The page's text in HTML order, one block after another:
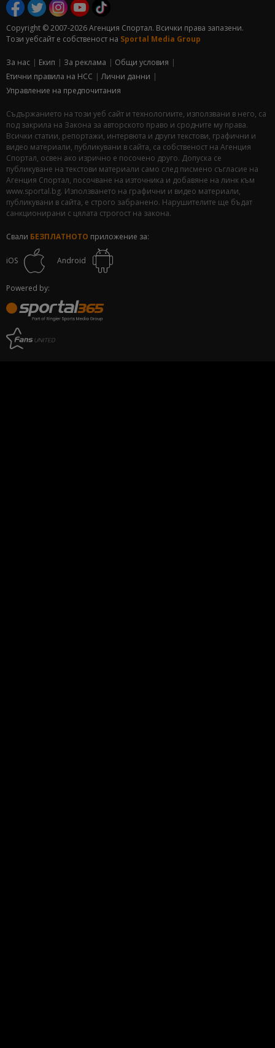
Copyright © 2007-2026 Агенция Спортал. Всички права запазени.
Този уебсайт е собственост на Sportal Media Group
За нас Екип За рекламa
Общи условия
Етични правила на НСС
Лични данни
Управление на предпочитания
Съдържанието на този уеб сайт и технологиите, използвани в него, са
под закрила на Закона за авторското право и сродните му права.
Всички статии, репортажи, интервюта и други текстови, графични и
видео материали, публикувани в сайта, са собственост на Агенция
Спортал, освен ако изрично е посочено друго. Допуска се
публикуване на текстови материали само след писмено съгласие на
Агенция Спортал, посочване на източника и добавяне на линк към
www.sportal.bg. Използването на графични и видео материали,
публикувани в сайта, е строго забранено. Нарушителите ще бъдат
санкционирани с цялата строгост на закона.
Свали БЕЗПЛАТНОТО приложение за:
iOS Android
Powered by: